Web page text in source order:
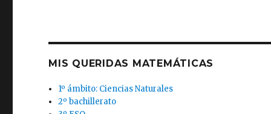
MIS QUERIDAS MATEMÁTICAS
1º ámbito: Ciencias Naturales
2º bachillerato